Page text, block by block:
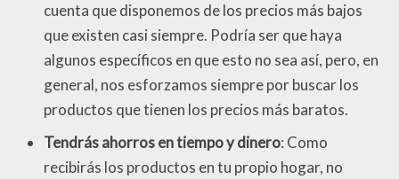
cuenta que disponemos de los precios más bajos
que existen casi siempre. Podría ser que haya
algunos específicos en que esto no sea así, pero, en
general, nos esforzamos siempre por buscar los
productos que tienen los precios más baratos.
Tendrás ahorros en tiempo y dinero: Como
recibirás los productos en tu propio hogar, no